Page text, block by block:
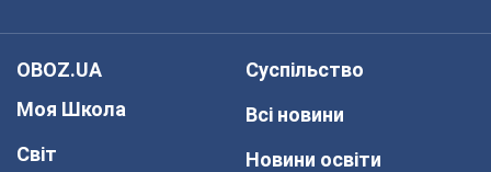
OBOZ.UA
Моя Школа
Світ
Суспільство
Всі новини
Новини освіти